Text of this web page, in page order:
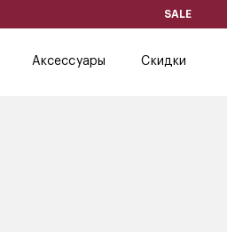
SALE
Аксессуары Скидки